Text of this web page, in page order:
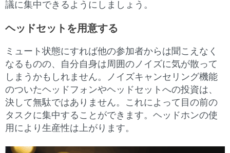
議に集中できるようにしましょう。
ヘッドセットを用意する
ミュート状態にすれば他の参加者からは聞こえなく
なるものの、自分自身は周囲のノイズに気が散って
しまうかもしれません。ノイズキャンセリング機能
のついたヘッドフォンやヘッドセットへの投資は、
決して無駄ではありません。これによって目の前の
タスクに集中することができます。ヘッドホンの使
用により生産性は上がります。